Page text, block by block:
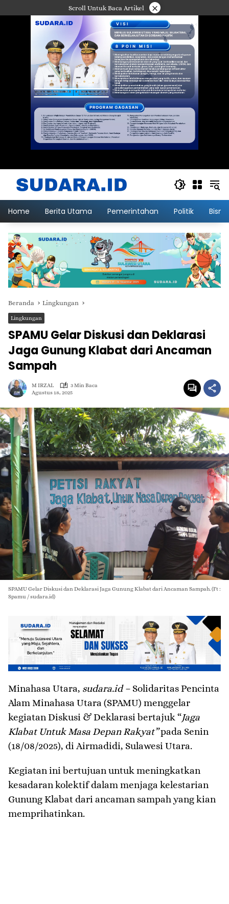
ke
Scroll Untuk Baca Artikel ×
Home Berita Utama Pemerintahan Politik
Beranda Lingkungan
Lingkungan
SPAMU Gelar Diskusi dan Deklarasi
Jaga Gunung Klabat dari Ancaman
Sampah
M IRZAL
3 Min Baca
Agustus 18, 2025
SPAMU Gelar Diskusi dan Deklarasi Jaga Gunung Klabat dari Ancaman Sampah. (Ft :
Spamu / sudara.id)
Minahasa Utara, sudara.id – Solidaritas Pencinta
Alam Minahasa Utara (SPAMU) menggelar
kegiatan Diskusi & Deklarasi bertajuk “Jaga
Klabat Untuk Masa Depan Rakyat”pada Senin
(18/08/2025), di Airmadidi, Sulawesi Utara.
Kegiatan ini bertujuan untuk meningkatkan
kesadaran kolektif dalam menjaga kelestarian
Gunung Klabat dari ancaman sampah yang kian
memprihatinkan.